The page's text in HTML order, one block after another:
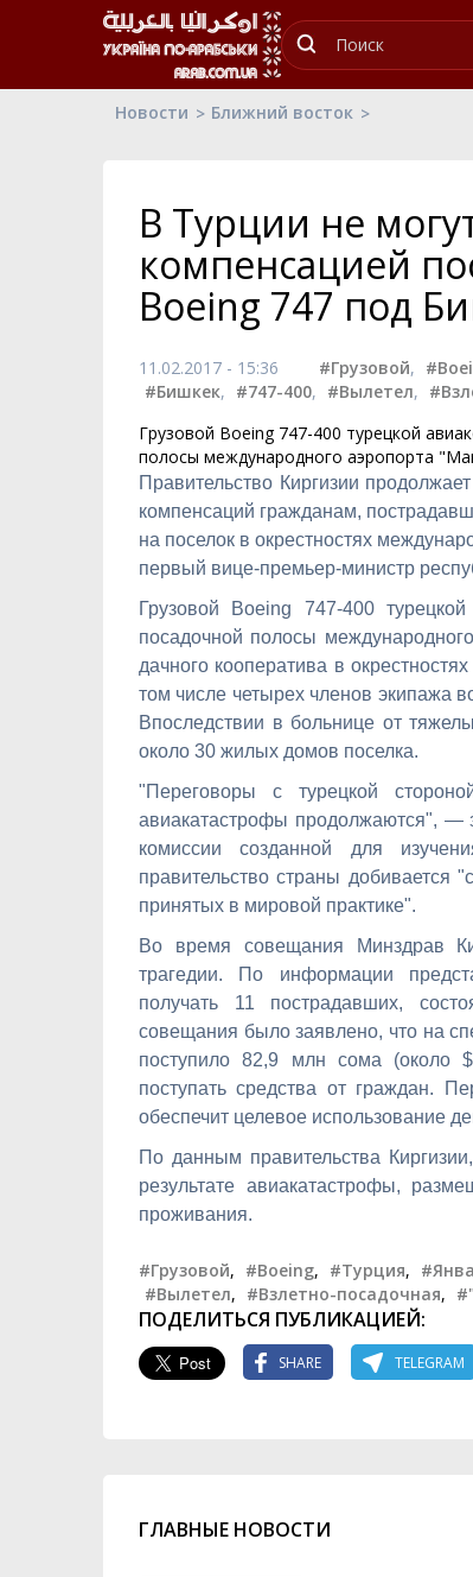
Новости Ближний восток
В Турции не
компенсацией
Boeing 747 под
11.02.2017 - 15:36 #Грузовой,
#Бишкек, #747-400, #Вылетел,
Грузовой Boeing 747-400 турецкой
полосы международного аэропорта
Правительство Киргизии
компенсаций гражданам,
на поселок в окрестностях
первый вице-премьер-министр
Грузовой Boeing 747-400
посадочной полосы
дачного кооператива в
том числе четырех членов экипажа
Впоследствии в больнице от
около 30 жилых домов поселка.
"Переговоры с турецкой
авиакатастрофы продолжаются", —
комиссии созданной для
правительство страны добивается
принятых в мировой практике".
Во время совещания Минздрав
трагедии. По информации
получать 11 пострадавших,
совещания было заявлено, что на
поступило 82,9 млн сома (около
поступать средства от граждан.
обеспечит целевое использование
По данным правительства
результате авиакатастрофы,
проживания.
#Грузовой, #Boeing, #Турция,
#Вылетел, #Взлетно-посадочная,
ПОДЕЛИТЬСЯ ПУБЛИКАЦИЕЙ:
SHARE TELEGRAM
ГЛАВНЫЕ НОВОСТИ